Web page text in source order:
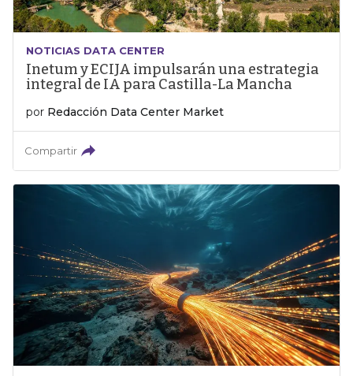
NOTICIAS DATA CENTER
Inetum y ECIJA impulsarán una estrategia
integral de IA para Castilla-La Mancha
por Redacción Data Center Market
Compartir